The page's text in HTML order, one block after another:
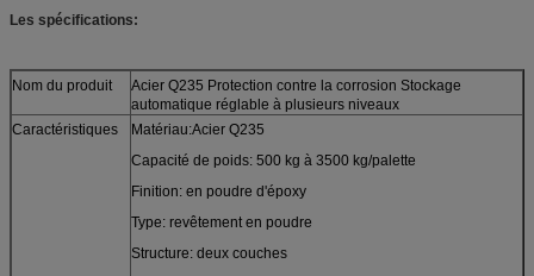
Les spécifications:
Nom du produit
Acier Q235 Protection contre la corrosion Stockage
automatique réglable à plusieurs niveaux
Caractéristiques
Matériau:Acier Q235
Capacité de poids: 500 kg à 3500 kg/palette
Finition: en poudre d'époxy
Type: revêtement en poudre
Structure: deux couches